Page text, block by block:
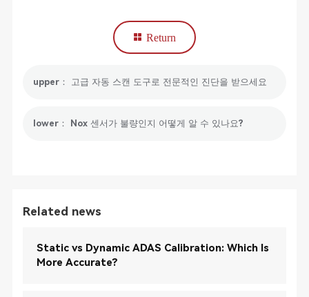
Return
upper： 고급 자동 스캔 도구로 전문적인 진단을 받으세요
lower： Nox 센서가 불량인지 어떻게 알 수 있나요?
Related news
Static vs Dynamic ADAS Calibration: Which Is
More Accurate?